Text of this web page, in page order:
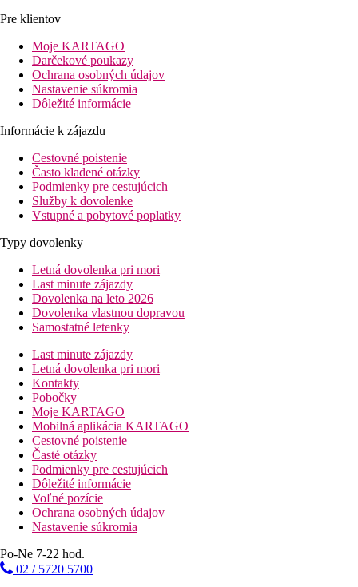
Pre klientov
Moje KARTAGO
Darčekové poukazy
Ochrana osobných údajov
Nastavenie súkromia
Dôležité informácie
Informácie k zájazdu
Cestovné poistenie
Často kladené otázky
Podmienky pre cestujúcich
Služby k dovolenke
Vstupné a pobytové poplatky
Typy dovolenky
Letná dovolenka pri mori
Last minute zájazdy
Dovolenka na leto 2026
Dovolenka vlastnou dopravou
Samostatné letenky
Last minute zájazdy
Letná dovolenka pri mori
Kontakty
Pobočky
Moje KARTAGO
Mobilná aplikácia KARTAGO
Cestovné poistenie
Časté otázky
Podmienky pre cestujúcich
Dôležité informácie
Voľné pozície
Ochrana osobných údajov
Nastavenie súkromia
Po-Ne 7-22 hod.
02 / 5720 5700